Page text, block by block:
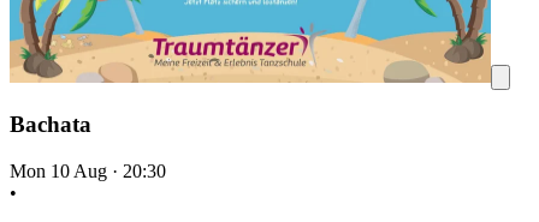
Bachata
Mon 10 Aug · 20:30
•